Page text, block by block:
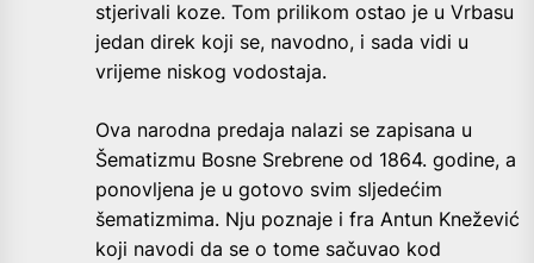
stjerivali koze. Tom prilikom ostao je u Vrbasu
jedan direk koji se, navodno, i sada vidi u
vrijeme niskog vodostaja.
Ova narodna predaja nalazi se zapisana u
Šematizmu Bosne Srebrene od 1864. godine, a
ponovljena je u gotovo svim sljedećim
šematizmima. Nju poznaje i fra Antun Knežević
koji navodi da se o tome sačuvao kod